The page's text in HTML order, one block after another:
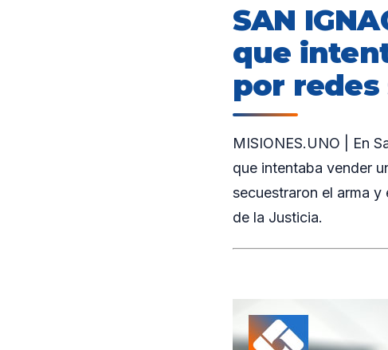
SAN
que
por redes
MISIONES.UNO | En
que intentaba vender
secuestraron el arma
de la Justicia.